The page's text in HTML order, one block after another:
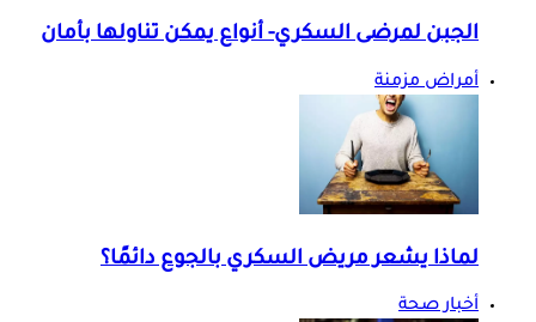
الجبن لمرضى السكري- أنواع يمكن تناولها بأمان
أمراض مزمنة
لماذا يشعر مريض السكري بالجوع دائمًا؟
أخبار صحة